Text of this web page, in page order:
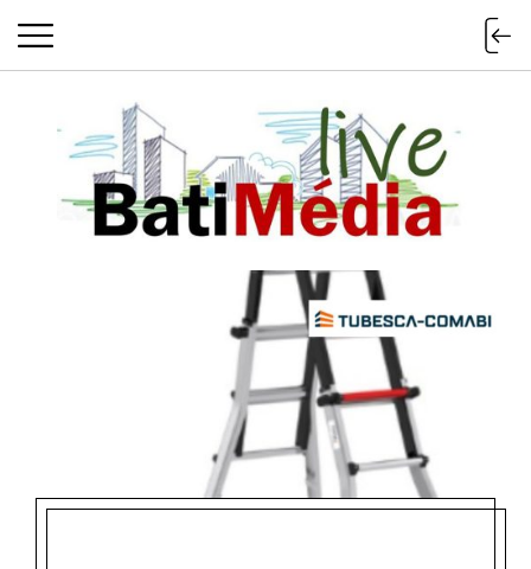
Batimedialive